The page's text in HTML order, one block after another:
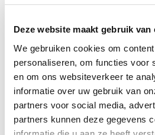
Deze website maakt gebruik van
We gebruiken cookies om
personaliseren, om functies voor
en om ons websiteverkeer te
informatie over uw gebruik van
partners voor social media,
partners kunnen deze gegevens
Amsterdamse stadsgeheugen. Maar in
over hem gemaakt, in het kader van
Amsterdamse grachten. Voor veel
zijn naam ineens weer een bekende
onverwacht. Eerder (tussen ongeveer
Bullebak enkele keren opgerakeld in
volksverhalen, maar hij behoorde